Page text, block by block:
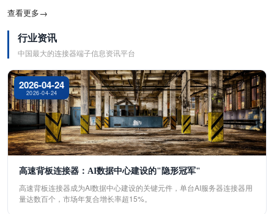
查看更多→
行业资讯
中国最大的连接器端子信息资讯平台
2026-04-24
2026-04-24
高速背板连接器：AI数据中心建设的"隐形冠军"
高速背板连接器成为AI数据中心建设的关键元件，单台AI服务器连接器用
量达数百个，市场年复合增长率超15%。